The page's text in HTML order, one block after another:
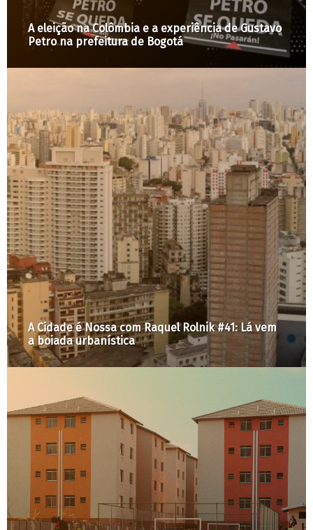
Na Europa movimentos sociais conquistam
regulação dos aluguéis
Fim da disputa: acordo garante que terreno do
Parque Augusta será público